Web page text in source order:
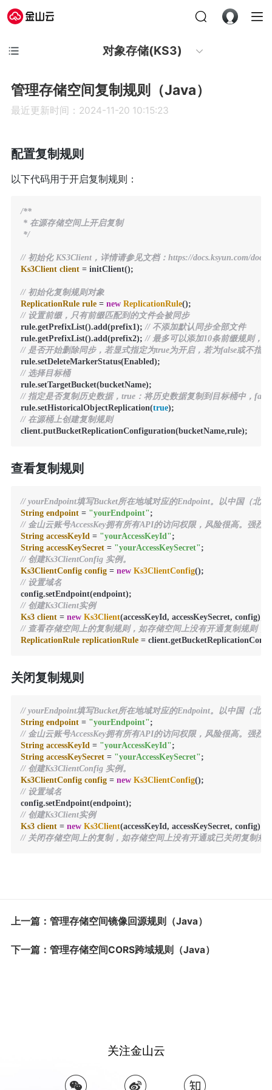
对象存储(KS3)
管理存储空间复制规则（Java）
最近更新时间：2024-11-20 10:15:23
配置复制规则
以下代码用于开启复制规则：
/**
* 在源存储空间上开启复制
*/
// 初始化 KS3Client，详情请参见文档：https://docs.ksyun.com/
Ks3Client client = initClient();
// 初始化复制规则对象
ReplicationRule rule = new ReplicationRule
// 设置前缀，只有前缀匹配到的文件会被同步
rule.getPrefixList().add(prefix1); // 不添加默认同步全部文件
rule.getPrefixList().add(prefix2); // 最多可以添加10条前缀规则，
// 是否开始删除同步，若显式指定为true为开启，若为false或不指
// 选择目标桶
// 指定是否复制历史数据，true：将历史数据复制到目标桶中，
rule.setHistoricalObjectReplication(true
// 在源桶上创建复制规则
client.putBucketReplicationConfiguration(bucketName,rule);
查看复制规则
// yourEndpoint填写Bucket所在地域对应的Endpoint。以中国（北
String endpoint = "yourEndpoint"
// 金山云账号AccessKey拥有所有API的访问权限，风险很高。强
String accessKeyId = "yourAccessKeyId"
String accessKeySecret = "yourAccessKeySecret"
// 创建Ks3ClientConfig 实例。
Ks3ClientConfig config = new Ks3ClientConfig
// 设置域名
// 创建Ks3Client实例
Ks3 client = new Ks3Client
// 查看存储空间上的复制规则，如存储空间上没有开通复制规则
ReplicationRule replicationRule =
关闭复制规则
// yourEndpoint填写Bucket所在地域对应的Endpoint。以中国（北
String endpoint = "yourEndpoint"
// 金山云账号AccessKey拥有所有API的访问权限，风险很高。强
String accessKeyId = "yourAccessKeyId"
String accessKeySecret = "yourAccessKeySecret"
// 创建Ks3ClientConfig 实例。
Ks3ClientConfig config = new Ks3ClientConfig
// 设置域名
// 创建Ks3Client实例
Ks3 client = new Ks3Client
// 关闭存储空间上的复制，如存储空间上没有开通或已关闭复制规
上一篇：管理存储空间镜像回源规则（Java）
下一篇：管理存储空间CORS跨域规则（Java）
关注金山云